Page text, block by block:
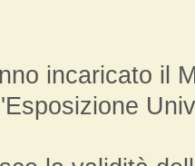
incaricato il